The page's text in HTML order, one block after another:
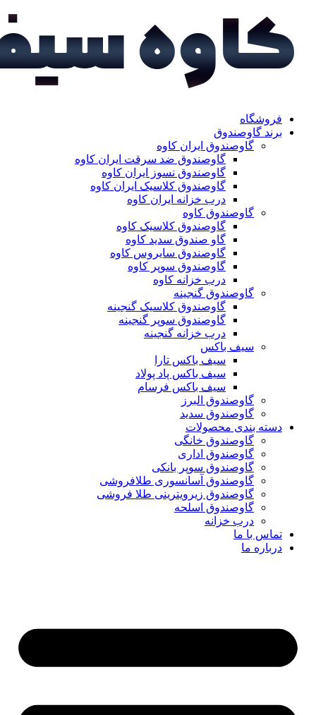
فروشگاه
برند گاوصندوق
گاوصندوق ایران کاوه
گاوصندوق ضد سرقت ایران کاوه
گاوصندوق نسوز ایران کاوه
گاوصندوق کلاسیک ایران کاوه
درب خزانه ایران کاوه
گاوصندوق کاوه
گاوصندوق کلاسیک کاوه
گاو صندوق سدید کاوه
گاوصندوق سایروس کاوه
گاوصندوق سوپر کاوه
درب خزانه کاوه
گاوصندوق گنجینه
گاوصندوق کلاسیک گنجینه
گاوصندوق سوپر گنجینه
درب خزانه گنجینه
سیف باکس
سیف باکس تارا
سیف باکس پاد پولاد
سیف باکس فرسام
گاوصندوق البرز
گاوصندوق سدید
دسته بندی محصولات
گاوصندوق خانگی
گاوصندوق اداری
گاوصندوق سوپر بانکی
گاوصندوق آسانسوری طلافروشی
گاوصندوق زیرویترینی طلا فروشی
گاوصندوق اسلحه
درب خزانه
تماس با ما
درباره ما